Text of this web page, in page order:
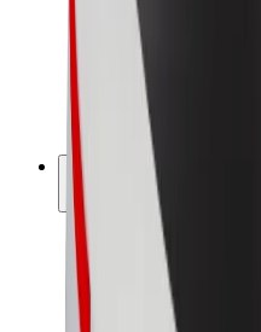
Bolt Drive
Bolt for Business
Ηλεκτρικά ποδήλατα
Bolt Plus
Κερδίστε με Bolt
Οδηγοί
Απολαβές οδηγών
Διανομείς